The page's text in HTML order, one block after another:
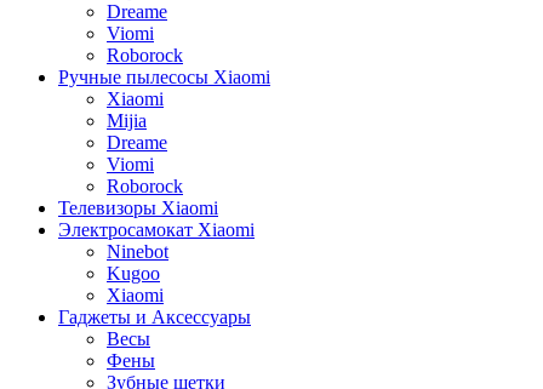
Dreame
Viomi
Roborock
Ручные пылесосы Xiaomi
Xiaomi
Mijia
Dreame
Viomi
Roborock
Телевизоры Xiaomi
Электросамокат Xiaomi
Ninebot
Kugoo
Xiaomi
Гаджеты и Аксессуары
Весы
Фены
Зубные щетки